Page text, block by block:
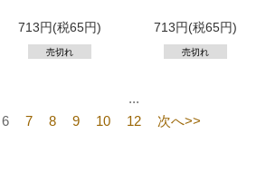
713円(税65円)
売切れ
713円(税65円)
売切れ
6 7 8 9 10
...
12
次へ>>